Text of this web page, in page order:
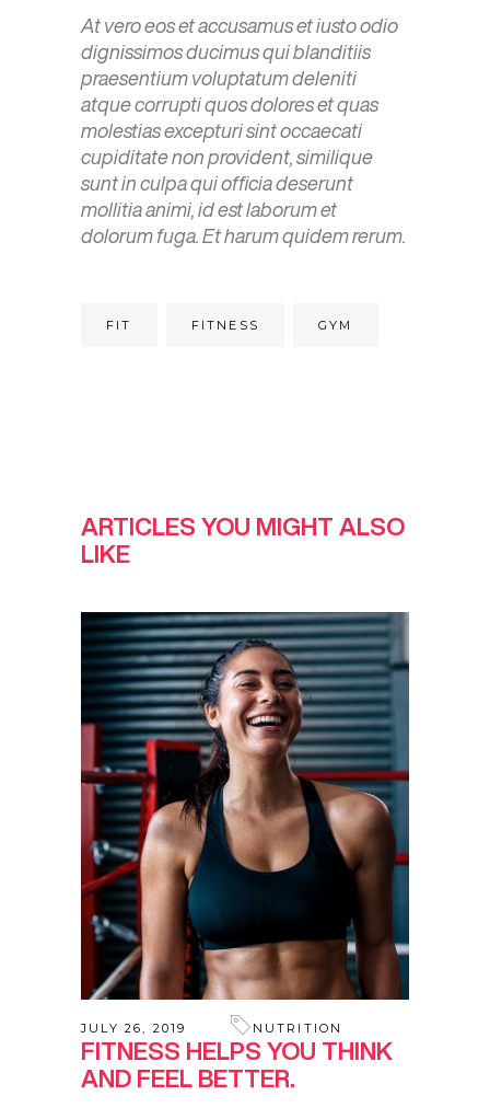
At vero eos et accusamus et iusto odio
dignissimos ducimus qui blanditiis
praesentium voluptatum deleniti
atque corrupti quos dolores et quas
molestias excepturi sint occaecati
cupiditate non provident, similique
sunt in culpa qui officia deserunt
mollitia animi, id est laborum et
dolorum fuga. Et harum quidem rerum.
FIT FITNESS GYM
ARTICLES YOU MIGHT ALSO
LIKE
JULY 26, 2019 NUTRITION
FITNESS HELPS YOU THINK
AND FEEL BETTER.